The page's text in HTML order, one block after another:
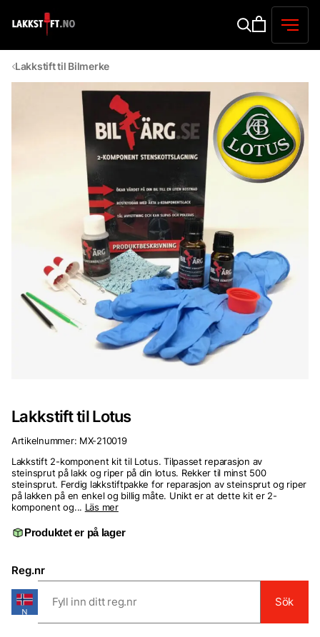
Lakkstift til Bilmerke
Lakkstift til Lotus
Artikelnummer: MX-210019
Lakkstift 2-komponent kit til Lotus. Tilpasset reparasjon av
steinsprut på lakk og riper på din lotus. Rekker til minst 500
steinsprut. Ferdig lakkstiftpakke for reparasjon av steinsprut og riper
på lakken på en enkel og billig måte. Unikt er at dette kit er 2-
komponent og... Läs mer
Produktet er på lager
Reg.nr
Sök